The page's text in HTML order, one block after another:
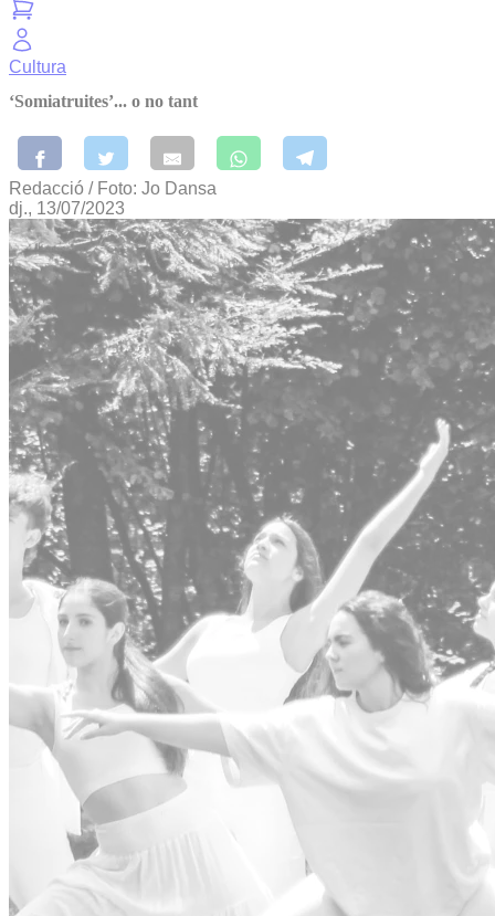
Cultura
‘Somiatruites’... o no tant
Redacció / Foto: Jo Dansa
dj., 13/07/2023